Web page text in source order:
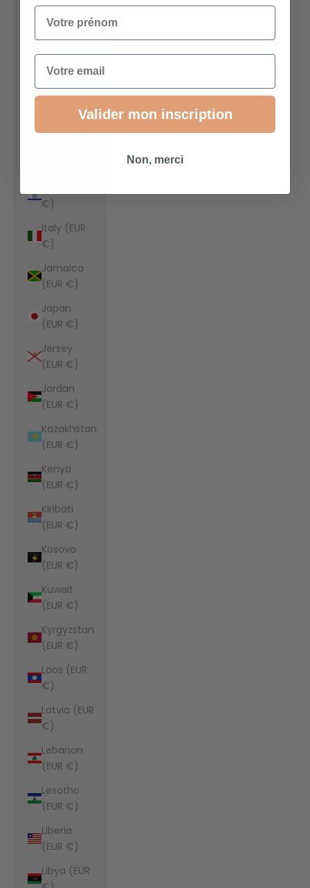
Indonesia
(EUR €)
Iraq (EUR
€)
Italy (EUR
€)
Jamaica
(EUR €)
Japan
(EUR €)
Jersey
(EUR €)
Jordan
(EUR €)
Kazakhstan
(EUR €)
Kenya
(EUR €)
Kiribati
(EUR €)
Kosovo
(EUR €)
Kuwait
(EUR €)
Kyrgyzstan
(EUR €)
Laos (EUR
€)
Latvia (EUR
€)
Lebanon
(EUR €)
Lesotho
(EUR €)
Liberia
(EUR €)
Libya (EUR
Votre prénom
Email
Valider mon inscription
Non, merci